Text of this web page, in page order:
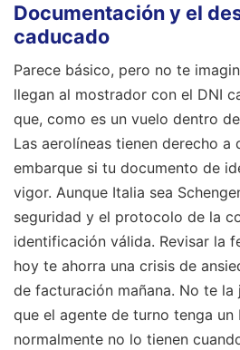
Documentación y el
caducado
Parece básico, pero no te
llegan al mostrador con el DNI
que, como es un vuelo dentro
Las aerolíneas tienen derecho a
embarque si tu documento de
vigor. Aunque Italia sea
seguridad y el protocolo de la
identificación válida. Revisar la
hoy te ahorra una crisis de
de facturación mañana. No te la
que el agente de turno tenga un
normalmente no lo tienen